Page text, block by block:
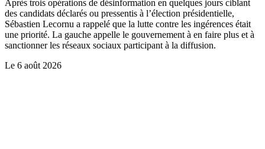
Après trois opérations de désinformation en quelques jours ciblant
des candidats déclarés ou pressentis à l’élection présidentielle,
Sébastien Lecornu a rappelé que la lutte contre les ingérences était
une priorité. La gauche appelle le gouvernement à en faire plus et à
sanctionner les réseaux sociaux participant à la diffusion.
Le 6 août 2026